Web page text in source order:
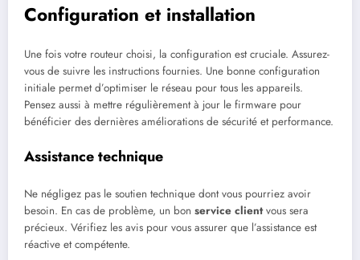
Configuration et installation
Une fois votre routeur choisi, la configuration est cruciale. Assurez-
vous de suivre les instructions fournies. Une bonne configuration
initiale permet d’optimiser le réseau pour tous les appareils.
Pensez aussi à mettre régulièrement à jour le firmware pour
bénéficier des dernières améliorations de sécurité et performance.
Assistance technique
Ne négligez pas le soutien technique dont vous pourriez avoir
besoin. En cas de problème, un bon service clientvous sera
précieux. Vérifiez les avis pour vous assurer que l’assistance est
réactive et compétente.